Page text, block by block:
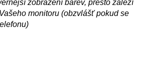
zobrazení barev, přesto záleží
monitoru (obzvlášť pokud se